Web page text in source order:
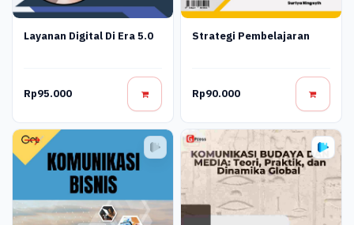
Layanan Digital Di Era 5.0
Rp95.000
Strategi Pembelajaran
Rp90.000